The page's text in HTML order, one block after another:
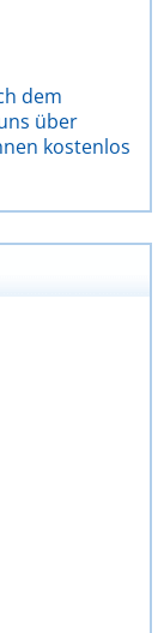
dem
über
kostenlos